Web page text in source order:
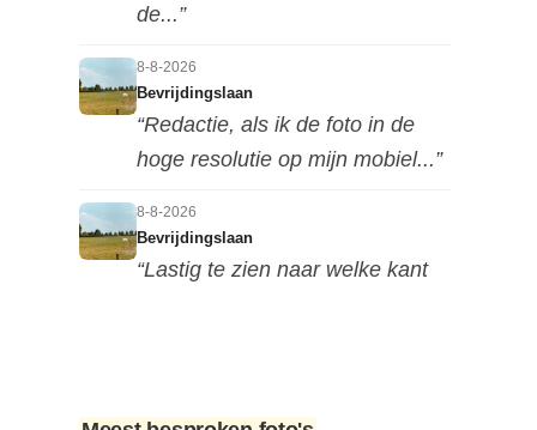
de...”
8-8-2026
Bevrijdingslaan
“Redactie, als ik de foto in de
hoge resolutie op mijn mobiel...”
8-8-2026
Bevrijdingslaan
“Lastig te zien naar welke kant
“Dit is in de Nieuwstraat. Het zou